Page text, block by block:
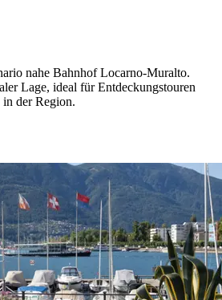
nahe Bahnhof Locarno-Muralto.
Lage, ideal für Entdeckungstouren
der Region.